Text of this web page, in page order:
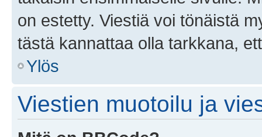
on estetty. Viestiä voi tönäistä
tästä kannattaa olla tarkkana,
Ylös
Viestien muotoilu ja